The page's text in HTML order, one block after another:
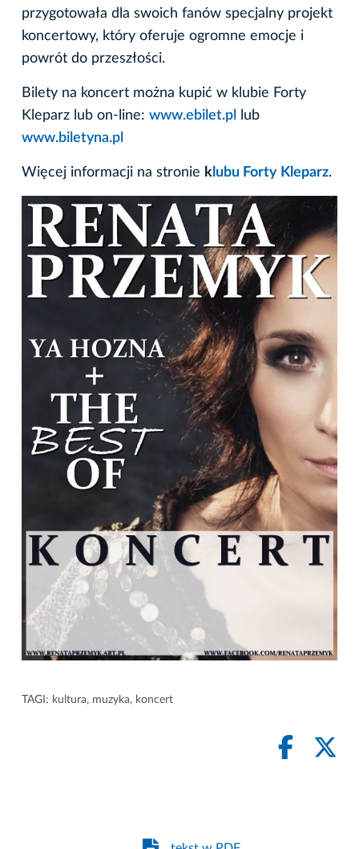
przygotowała dla swoich fanów specjalny projekt
koncertowy, który oferuje ogromne emocje i
powrót do przeszłości.
Bilety na koncert można kupić w klubie Forty
Kleparz lub on-line: www.ebilet.pl
lub
www.biletyna.pl
Więcej informacji na stronie k lubu Forty Kleparz.
TAGI: kultura, muzyka, koncert